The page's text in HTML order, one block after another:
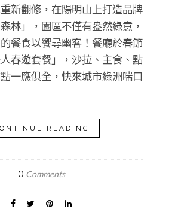
新翻修，在陽明山上打造品牌
林」，園區不僅有盎然綠意，
餐食以饗尋幽客！餐廳於春節
春遊套餐」，沙拉、主食、點
一應俱全，快來城市綠洲喘口
READING
0 Comments